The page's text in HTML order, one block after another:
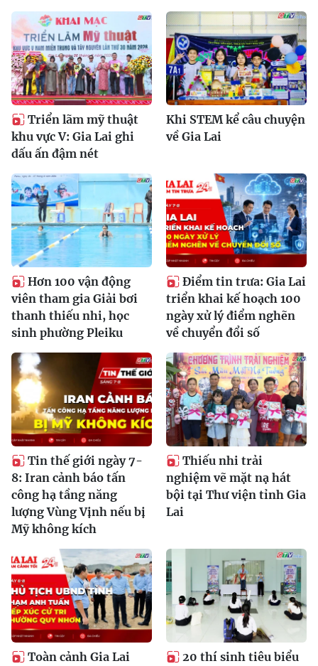
Triển lãm mỹ thuật
khu vực V: Gia Lai ghi
dấu ấn đậm nét
Khi STEM kể câu chuyện
về Gia Lai
Hơn 100 vận động
viên tham gia Giải bơi
thanh thiếu nhi, học
sinh phường Pleiku
Điểm tin trưa: Gia Lai
triển khai kế hoạch 100
ngày xử lý điểm nghẽn
về chuyển đổi số
Tin thế giới ngày 7-
8: Iran cảnh báo tấn
công hạ tầng năng
lượng Vùng Vịnh nếu bị
Mỹ không kích
Thiếu nhi trải
nghiệm vẽ mặt nạ hát
bội tại Thư viện tỉnh Gia
Lai
Toàn cảnh Gia Lai 20 thí sinh tiêu biểu